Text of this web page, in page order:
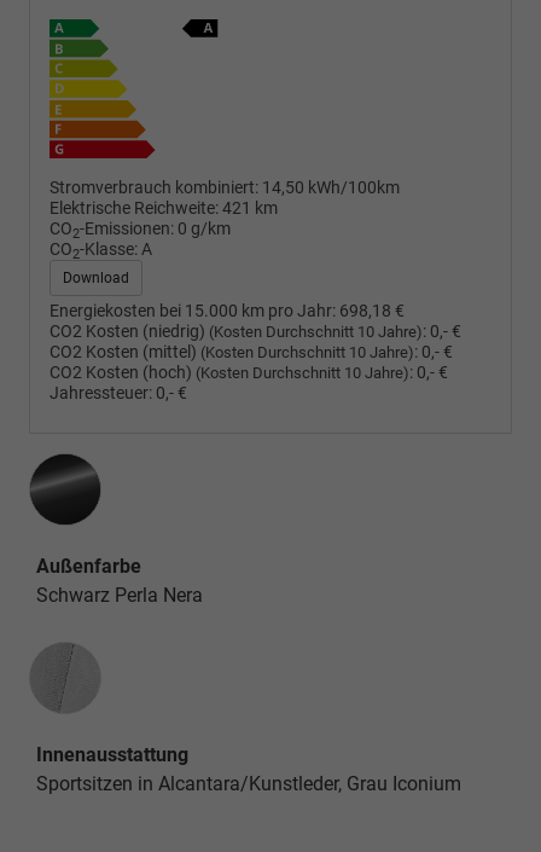
Stromverbrauch kombiniert: 14,50 kWh/100km
Elektrische Reichweite:421 km
CO2-Emissionen: 0 g/km
CO2-Klasse:A
Download
Energiekosten bei 15.000 km pro Jahr: 698,18 €
CO2 Kosten (niedrig) (Kosten Durchschnitt 10 Jahre): 0,- €
CO2 Kosten (mittel) (Kosten Durchschnitt 10 Jahre): 0,- €
CO2 Kosten (hoch) (Kosten Durchschnitt 10 Jahre): 0,- €
Jahressteuer: 0,- €
Außenfarbe
Schwarz Perla Nera
Innenausstattung
Innenausstattung
Sportsitzen in Alcantara/Kunstleder, Grau Iconium